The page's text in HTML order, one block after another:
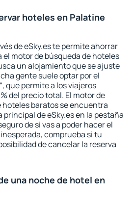
hoteles en Palatine
de eSky.es te permite ahorrar
motor de búsqueda de hoteles
un alojamiento que se ajuste
gente suele optar por el
que permite a los viajeros
del precio total. El motor de
hoteles baratos se encuentra
de eSky.es en la pestaña
de si vas a poder hacer el
comprueba si tu
de cancelar la reserva
una noche de hotel en